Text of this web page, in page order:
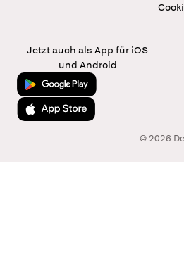
Jetzt auch als App für iOS
und Android
Jetzt bei Google Play
Laden im App Store
© 2026